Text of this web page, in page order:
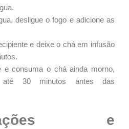
desligue o fogo e adicione as
e deixe o chá em infusão
e consuma o chá ainda morno,
até 30 minutos antes das
e